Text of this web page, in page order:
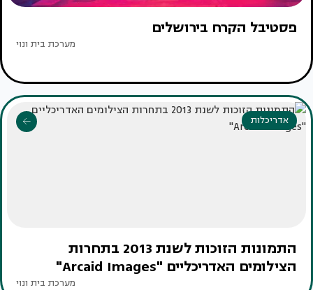
פסטיבל הקרח בירושלים
מערכת בית ונוי
אדריכלות
התמונות הזוכות לשנת 2013 בתחרות
הצילומים האדריכליים "Arcaid Images"
מערכת בית ונוי